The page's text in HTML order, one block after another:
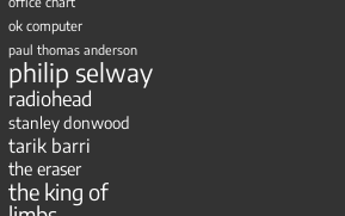
ok computer
paul thomas anderson
philip selway
radiohead
stanley donwood
tarik barri
the eraser
the king of